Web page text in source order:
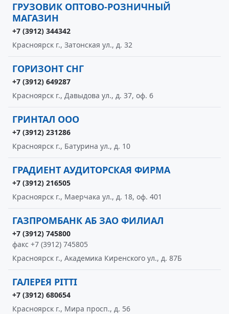
ГРУЗОВИК ОПТОВО-РОЗНИЧНЫЙ
МАГАЗИН
+7 (3912) 344342
Красноярск г., Затонская ул., д. 32
ГОРИЗОНТ СНГ
+7 (3912) 649287
Красноярск г., Давыдова ул., д. 37, оф. 6
ГРИНТАЛ ООО
+7 (3912) 231286
Красноярск г., Батурина ул., д. 10
ГРАДИЕНТ АУДИТОРСКАЯ ФИРМА
+7 (3912) 216505
Красноярск г., Маерчака ул., д. 18, оф. 401
ГАЗПРОМБАНК АБ ЗАО ФИЛИАЛ
+7 (3912) 745800
факс +7 (3912) 745805
Красноярск г., Академика Киренского ул., д. 87Б
ГАЛЕРЕЯ PITTI
+7 (3912) 680654
Красноярск г., Мира просп., д. 56